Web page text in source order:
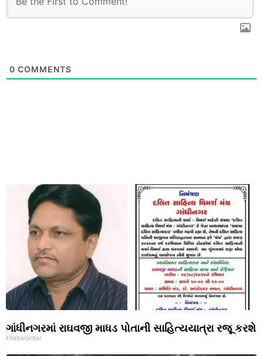
0 COMMENTS
ગાંધીનગરમાં રાઘવજી માધડ પોતાની સાહિત્યયાત્રા રજૂ કરશે
khabarantar